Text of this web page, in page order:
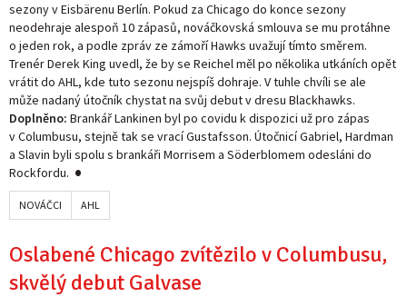
sezony v Eisbärenu Berlín. Pokud za Chicago do konce sezony
neodehraje alespoň 10 zápasů, nováčkovská smlouva se mu protáhne
o jeden rok, a podle zpráv ze zámoří Hawks uvažují tímto směrem.
Trenér Derek King uvedl, že by se Reichel měl po několika utkáních opět
vrátit do AHL, kde tuto sezonu nejspíš dohraje. V tuhle chvíli se ale
může nadaný útočník chystat na svůj debut v dresu Blackhawks.
Doplněno: Brankář Lankinen byl po covidu k dispozici už pro zápas
v Columbusu, stejně tak se vrací Gustafsson. Útočnicí Gabriel, Hardman
a Slavin byli spolu s brankáři Morrisem a Söderblomem odesláni do
Rockfordu.
NOVÁČCI AHL
Oslabené Chicago zvítězilo v Columbusu,
skvělý debut Galvase